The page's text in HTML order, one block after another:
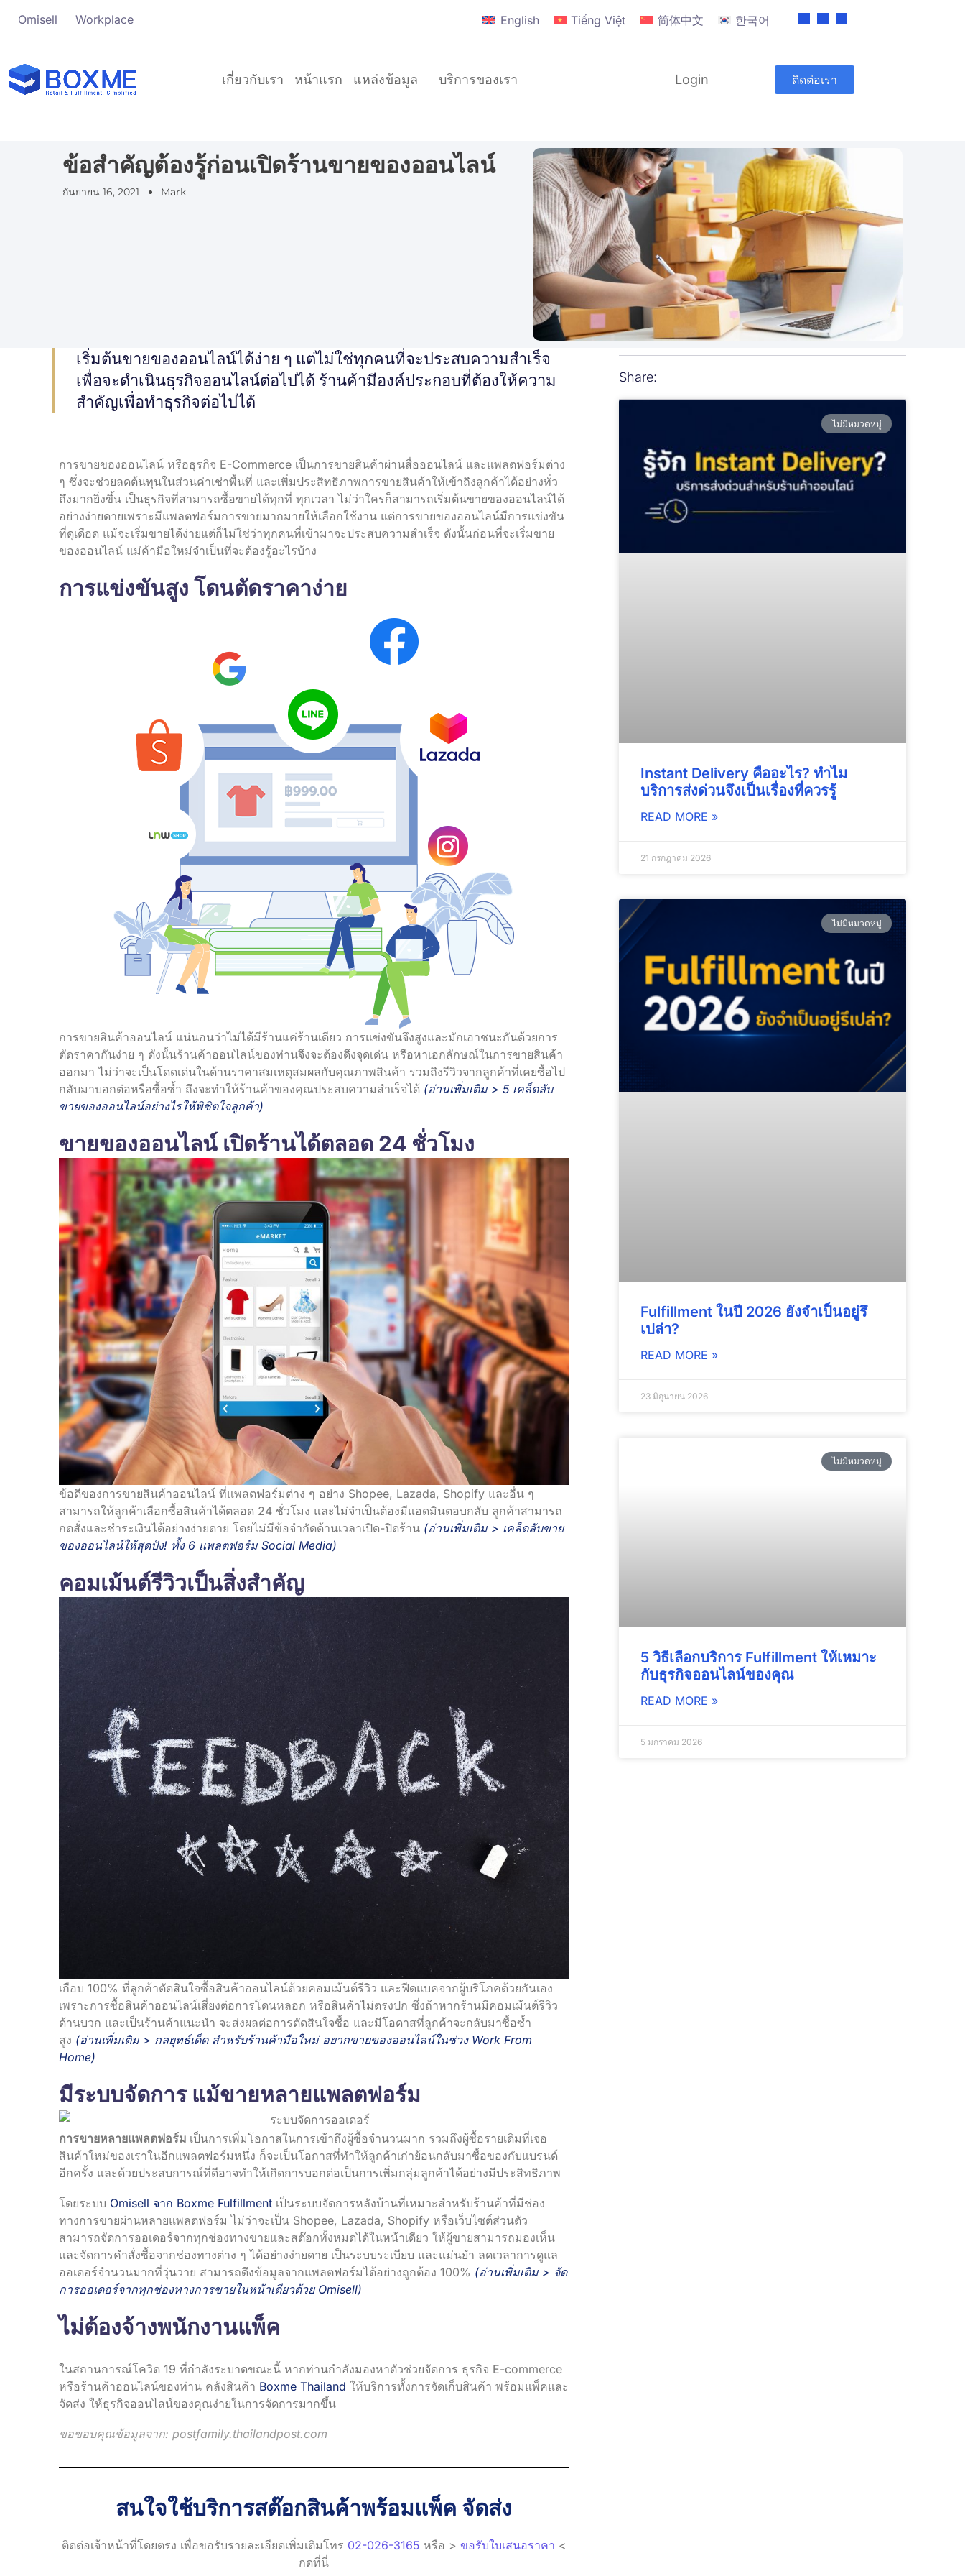
Omisell Workplace English Tiếng Việt 简体中文 한국어
เกี่ยวกับเรา หน้าแรก แหล่งข้อมูล บริการของเรา Login ติดต่อเรา
ข้อสำคัญต้องรู้ก่อนเปิดร้านขายของออนไลน์
กันยายน 16, 2021 Mark
เริ่มต้นขายของออนไลน์ได้ง่าย ๆ แต่ไม่ใช่ทุกคนที่จะประสบความสำเร็จ
เพื่อจะดำเนินธุรกิจออนไลน์ต่อไปได้ ร้านค้ามีองค์ประกอบที่ต้องให้ความ
สำคัญเพื่อทำธุรกิจต่อไปได้
การขายของออนไลน์ หรือธุรกิจ E-Commerce เป็นการขายสินค้าผ่านสื่อออนไลน์ และแพลตฟอร์มต่าง
ๆ ซึ่งจะช่วยลดต้นทุนในส่วนค่าเช่าพื้นที่ และเพิ่มประสิทธิภาพการขายสินค้าให้เข้าถึงลูกค้าได้อย่างทั่ว
ถึงมากยิ่งขึ้น เป็นธุรกิจที่สามารถซื้อขายได้ทุกที่ ทุกเวลา ไม่ว่าใครก็สามารถเริ่มต้นขายของออนไลน์ได้
อย่างง่ายดายเพราะมีแพลตฟอร์มการขายมากมายให้เลือกใช้งาน แต่การขายของออนไลน์มีการแข่งขัน
ที่ดุเดือด แม้จะเริ่มขายได้ง่ายแต่ก็ไม่ใช่ว่าทุกคนที่เข้ามาจะประสบความสำเร็จ ดังนั้นก่อนที่จะเริ่มขาย
ของออนไลน์ แม่ค้ามือใหม่จำเป็นที่จะต้องรู้อะไรบ้าง
การแข่งขันสูง โดนตัดราคาง่าย
การขายสินค้าออนไลน์ แน่นอนว่าไม่ได้มีร้านแค่ร้านเดียว การแข่งขันจึงสูงและมักเอาชนะกันด้วยการ
ตัดราคากันง่าย ๆ ดังนั้นร้านค้าออนไลน์ของท่านจึงจะต้องดึงจุดเด่น หรือหาเอกลักษณ์ในการขายสินค้า
ออกมา ไม่ว่าจะเป็นโดดเด่นในด้านราคาสมเหตุสมผลกับคุณภาพสินค้า รวมถึงรีวิวจากลูกค้าที่เคยซื้อไป
กลับมาบอกต่อหรือซื้อซ้ำ ถึงจะทำให้ร้านค้าของคุณประสบความสำเร็จได้ (อ่านเพิ่มเติม > 5 เคล็ดลับ
ขายของออนไลน์อย่างไรให้พิชิตใจลูกค้า)
ขายของออนไลน์ เปิดร้านได้ตลอด 24 ชั่วโมง
ข้อดีของการขายสินค้าออนไลน์ ที่แพลตฟอร์มต่าง ๆ อย่าง Shopee, Lazada, Shopify และอื่น ๆ
สามารถให้ลูกค้าเลือกซื้อสินค้าได้ตลอด 24 ชั่วโมง และไม่จำเป็นต้องมีแอดมินตอบกลับ ลูกค้าสามารถ
กดสั่งและชำระเงินได้อย่างง่ายดาย โดยไม่มีข้อจำกัดด้านเวลาเปิด-ปิดร้าน (อ่านเพิ่มเติม > เคล็ดลับขาย
ของออนไลน์ให้สุดปัง! ทั้ง 6 แพลตฟอร์ม Social Media)
คอมเม้นต์รีวิวเป็นสิ่งสำคัญ
เกือบ 100% ที่ลูกค้าตัดสินใจซื้อสินค้าออนไลน์ด้วยคอมเม้นต์รีวิว และฟีดแบคจากผู้บริโภคด้วยกันเอง
เพราะการซื้อสินค้าออนไลน์เสี่ยงต่อการโดนหลอก หรือสินค้าไม่ตรงปก ซึ่งถ้าหากร้านมีคอมเม้นต์รีวิว
ด้านบวก และเป็นร้านค้าแนะนำ จะส่งผลต่อการตัดสินใจซื้อ และมีโอดาสที่ลูกค้าจะกลับมาซื้อซ้ำ
สูง (อ่านเพิ่มเติม > กลยุทธ์เด็ด สำหรับร้านค้ามือใหม่ อยากขายของออนไลน์ในช่วง Work From
Home)
มีระบบจัดการ แม้ขายหลายแพลตฟอร์ม
การขายหลายแพลตฟอร์ม เป็นการเพิ่มโอกาสในการเข้าถึงผู้ซื้อจำนวนมาก รวมถึงผู้ซื้อรายเดิมที่เจอ
สินค้าใหม่ของเราในอีกแพลตฟอร์มหนึ่ง ก็จะเป็นโอกาสที่ทำให้ลูกค้าเก่าย้อนกลับมาซื้อของกับแบรนด์
อีกครั้ง และด้วยประสบการณ์ที่ดีอาจทำให้เกิดการบอกต่อเป็นการเพิ่มกลุ่มลูกค้าได้อย่างมีประสิทธิภาพ
โดยระบบ Omisell จาก Boxme Fulfillment เป็นระบบจัดการหลังบ้านที่เหมาะสำหรับร้านค้าที่มีช่อง
ทางการขายผ่านหลายแพลตฟอร์ม ไม่ว่าจะเป็น Shopee, Lazada, Shopify หรือเว็บไซต์ส่วนตัว
สามารถจัดการออเดอร์จากทุกช่องทางขายและสต๊อกทั้งหมดได้ในหน้าเดียว ให้ผู้ขายสามารถมองเห็น
และจัดการคำสั่งซื้อจากช่องทางต่าง ๆ ได้อย่างง่ายดาย เป็นระบบระเบียบ และแม่นยำ ลดเวลาการดูแล
ออเดอร์จำนวนมากที่วุ่นวาย สามารถดึงข้อมูลจากแพลตฟอร์มได้อย่างถูกต้อง 100% (อ่านเพิ่มเติม > จัด
การออเดอร์จากทุกช่องทางการขายในหน้าเดียวด้วย Omisell)
ไม่ต้องจ้างพนักงานแพ็ค
ในสถานการณ์โควิด 19 ที่กำลังระบาดขณะนี้ หากท่านกำลังมองหาตัวช่วยจัดการ ธุรกิจ E-commerce
หรือร้านค้าออนไลน์ของท่าน คลังสินค้า Boxme Thailand ให้บริการทั้งการจัดเก็บสินค้า พร้อมแพ็คและ
จัดส่ง ให้ธุรกิจออนไลน์ของคุณง่ายในการจัดการมากขึ้น
ขอขอบคุณข้อมูลจาก: postfamily.thailandpost.com
สนใจใช้บริการสต๊อกสินค้าพร้อมแพ็ค จัดส่ง
ติดต่อเจ้าหน้าที่โดยตรง เพื่อขอรับรายละเอียดเพิ่มเติมโทร 02-026-3165 หรือ > ขอรับใบเสนอราคา <
กดที่นี่
Share:
ไม่มีหมวดหมู่
Instant Delivery คืออะไร? ทำไม
บริการส่งด่วนจึงเป็นเรื่องที่ควรรู้
READ MORE »
21 กรกฎาคม 2026
ไม่มีหมวดหมู่
Fulfillment ในปี 2026 ยังจำเป็นอยู่รึ
เปล่า?
READ MORE »
23 มิถุนายน 2026
ไม่มีหมวดหมู่
5 วิธีเลือกบริการ Fulfillment ให้เหมาะ
กับธุรกิจออนไลน์ของคุณ
READ MORE »
5 มกราคม 2026